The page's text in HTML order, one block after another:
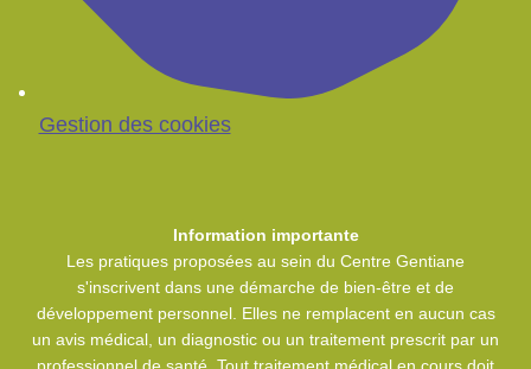
Gestion des cookies
Information importante
Les pratiques proposées au sein du Centre Gentiane
s'inscrivent dans une démarche de bien-être et de
développement personnel. Elles ne remplacent en aucun cas
un avis médical, un diagnostic ou un traitement prescrit par un